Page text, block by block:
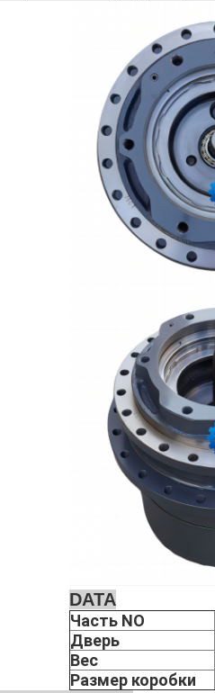
DATA
Часть NO
Дверь
Вес
Размер коробки